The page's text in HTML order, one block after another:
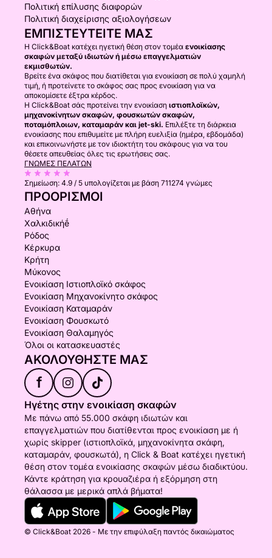
Πολιτική επίλυσης διαφορών
Πολιτική διαχείρισης αξιολογήσεων
ΕΜΠΙΣΤΕΥΤΕΊΤΕ ΜΑΣ
Η Click&Boat κατέχει ηγετική θέση στον τομέα ενοικίασης
σκαφών μεταξύ ιδιωτών ή μέσω επαγγελματιών
εκμισθωτών.
Βρείτε ένα σκάφος που διατίθεται για ενοικίαση σε πολύ χαμηλή
τιμή, ή προτείνετε το σκάφος σας προς ενοικίαση για να
αποκομίσετε έξτρα κέρδος.
Η Click&Boat σάς προτείνει την ενοικίαση ιστιοπλοϊκών,
μηχανοκίνητων σκαφών, φουσκωτών σκαφών,
ποταμόπλοιων, καταμαράν και jet-ski. Επιλέξτε τη διάρκεια
ενοικίασης που επιθυμείτε με πλήρη ευελιξία (ημέρα, εβδομάδα)
και επικοινωνήστε με τον ιδιοκτήτη του σκάφους για να του
θέσετε απευθείας όλες τις ερωτήσεις σας.
ΓΝΏΜΕΣ ΠΕΛΑΤΏΝ
Σημείωση: 4.9 / 5 υπολογίζεται με βάση 711274 γνώμες
ΠΡΟΟΡΙΣΜΟΊ
Αθήνα
Χαλκιδικήḗ
Ρόδος
Κέρκυρα
Κρήτη
Μύκονος
Ενοικίαση Ιστιοπλοϊκό σκάφος
Ενοικίαση Μηχανοκίνητο σκάφος
Ενοικίαση Καταμαράν
Ενοικίαση Φουσκωτό
Ενοικίαση Θαλαμηγός
Όλοι οι κατασκευαστές
ΑΚΟΛΟΥΘΉΣΤΕ ΜΑΣ
f
Ηγέτης στην ενοικίαση σκαφών
Με πάνω από 55.000 σκάφη ιδιωτών και
επαγγελματιών που διατίθενται προς ενοικίαση με ή
χωρίς skipper (ιστιοπλοϊκά, μηχανοκίνητα σκάφη,
καταμαράν, φουσκωτά), η Click & Boat κατέχει ηγετική
θέση στον τομέα ενοικίασης σκαφών μέσω διαδικτύου.
Κάντε κράτηση για κρουαζιέρα ή εξόρμηση στη
θάλασσα με μερικά απλά βήματα!
© Click&Boat 2026 - Με την επιφύλαξη παντός δικαιώματος